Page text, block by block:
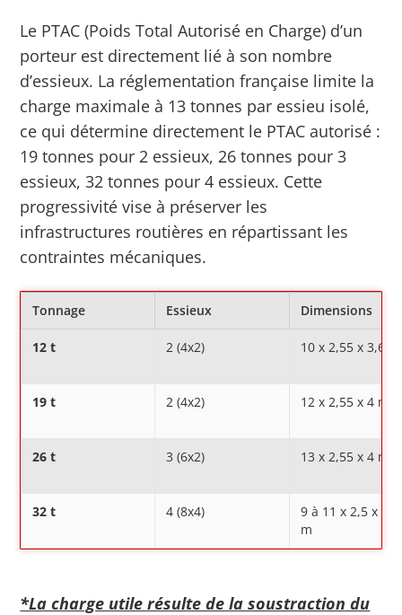
Le PTAC (Poids Total Autorisé en Charge) d’un
porteur est directement lié à son nombre
d’essieux. La réglementation française limite la
charge maximale à 13 tonnes par essieu isolé,
ce qui détermine directement le PTAC autorisé :
19 tonnes pour 2 essieux, 26 tonnes pour 3
essieux, 32 tonnes pour 4 essieux. Cette
progressivité vise à préserver les
infrastructures routières en répartissant les
contraintes mécaniques.
Tonnage Essieux Dimensions
12 t 2 (4x2) 10 x 2,55 x 3,60
19 t 2 (4x2) 12 x 2,55 x 4 m
26 t 3 (6x2) 13 x 2,55 x 4 m
32 t 4 (8x4)
9 à 11 x 2,5 x 3,5
m
*La charge utile résulte de la soustraction du